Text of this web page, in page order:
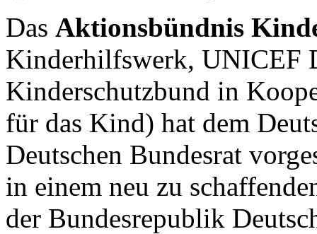
Das Aktionsbündnis
Kinderhilfswerk, UNICEF
Kinderschutzbund in
für das Kind) hat dem
Deutschen Bundesrat
in einem neu zu
der Bundesrepublik